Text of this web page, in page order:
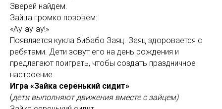
Зверей найдем.
Зайца громко позовем:
«Ау-ау-ау!»
Появляется кукла бибабо Заяц. Заяц здоровается с
ребятами. Дети зовут его на день рождения и
предлагают поиграть, чтобы создать праздничное
настроение.
Игра «Зайка серенький сидит»
(дети выполняют движения вместе с зайцем)